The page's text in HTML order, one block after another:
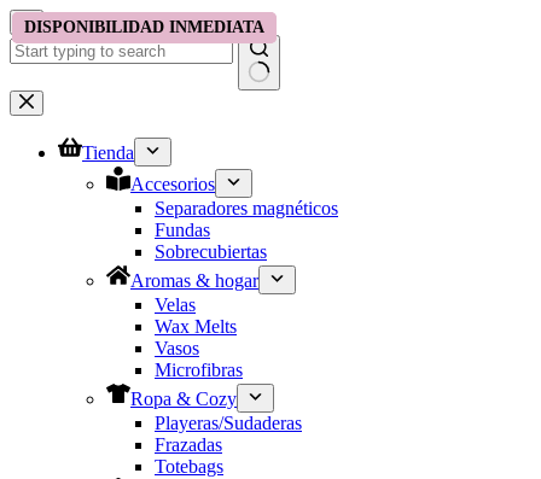
Saltar
al
contenido
No
results
Tienda
Accesorios
Separadores magnéticos
Fundas
Sobrecubiertas
Aromas & hogar
Velas
Wax Melts
Vasos
Microfibras
Ropa & Cozy
Playeras/Sudaderas
Frazadas
Totebags
DISPONIBILIDAD EN JUMBO
DISPONIBILIDAD INMEDIATA
DISPONIBILIDAD INMEDIATA